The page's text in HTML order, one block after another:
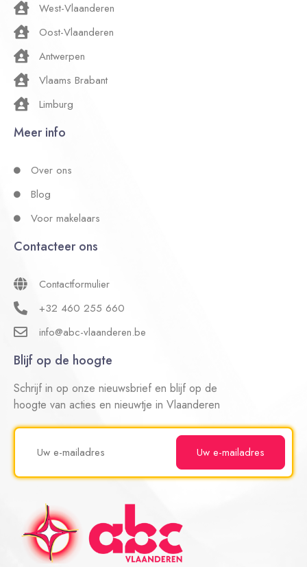
West-Vlaanderen
Oost-Vlaanderen
Antwerpen
Vlaams Brabant
Limburg
Meer info
Over ons
Blog
Voor makelaars
Contacteer ons
Contactformulier
+32 460 255 660
info@abc-vlaanderen.be
Blijf op de hoogte
Schrijf in op onze nieuwsbrief en blijf op de
hoogte van acties en nieuwtje in Vlaanderen